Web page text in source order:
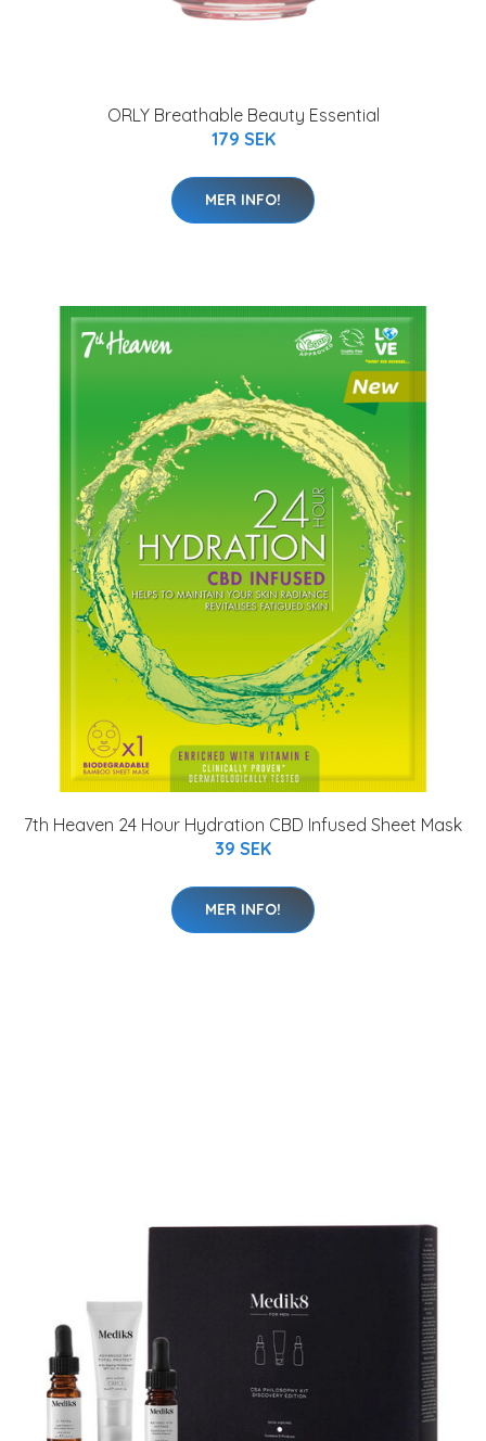
ORLY Breathable Beauty Essential
179 SEK
MER INFO!
7th Heaven 24 Hour Hydration CBD Infused Sheet Mask
39 SEK
MER INFO!